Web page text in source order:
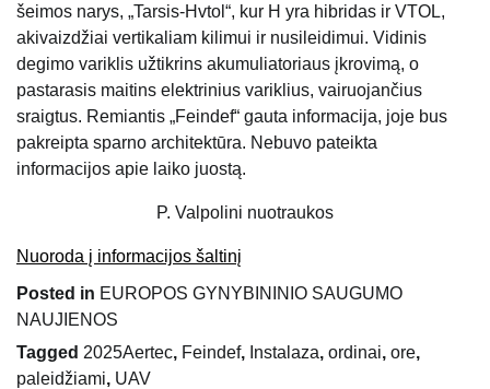
šeimos narys, „Tarsis-Hvtol“, kur H yra hibridas ir VTOL,
akivaizdžiai vertikaliam kilimui ir nusileidimui. Vidinis
degimo variklis užtikrins akumuliatoriaus įkrovimą, o
pastarasis maitins elektrinius variklius, vairuojančius
sraigtus. Remiantis „Feindef“ gauta informacija, joje bus
pakreipta sparno architektūra. Nebuvo pateikta
informacijos apie laiko juostą.
P. Valpolini nuotraukos
Nuoroda į informacijos šaltinį
Posted in EUROPOS GYNYBININIO SAUGUMO
NAUJIENOS
Tagged 2025Aertec, Feindef, Instalaza, ordinai, ore,
paleidžiami, UAV